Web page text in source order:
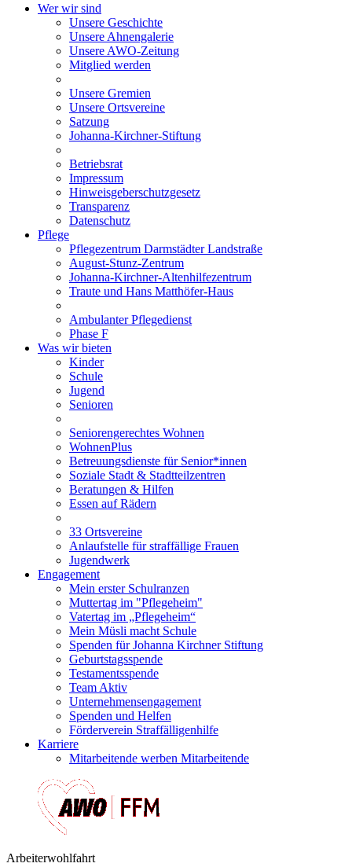
Wer wir sind
Unsere Geschichte
Unsere Ahnengalerie
Unsere AWO-Zeitung
Mitglied werden
Unsere Gremien
Unsere Ortsvereine
Satzung
Johanna-Kirchner-Stiftung
Betriebsrat
Impressum
Hinweisgeberschutzgesetz
Transparenz
Datenschutz
Pflege
Pflegezentrum Darmstädter Landstraße
August-Stunz-Zentrum
Johanna-Kirchner-Altenhilfezentrum
Traute und Hans Matthöfer-Haus
Ambulanter Pflegedienst
Phase F
Was wir bieten
Kinder
Schule
Jugend
Senioren
Seniorengerechtes Wohnen
WohnenPlus
Betreuungsdienste für Senior*innen
Soziale Stadt & Stadtteilzentren
Beratungen & Hilfen
Essen auf Rädern
33 Ortsvereine
Anlaufstelle für straffällige Frauen
Jugendwerk
Engagement
Mein erster Schulranzen
Muttertag im "Pflegeheim"
Vatertag im „Pflegeheim“
Mein Müsli macht Schule
Spenden für Johanna Kirchner Stiftung
Geburtstagsspende
Testamentsspende
Team Aktiv
Unternehmensengagement
Spenden und Helfen
Förderverein Straffälligenhilfe
Karriere
Mitarbeitende werben Mitarbeitende
Arbeiterwohlfahrt